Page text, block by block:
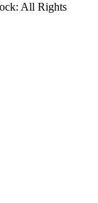
All Rights